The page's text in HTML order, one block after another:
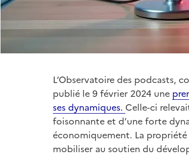
L’Observatoire des podcasts,
publié le 9 février 2024 une
ses dynamiques. Celle-ci
foisonnante et d’une forte
économiquement. La
mobiliser au soutien du